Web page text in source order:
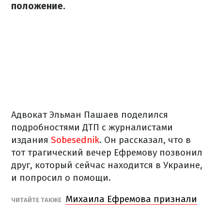
положение.
Адвокат Эльман Пашаев поделился
подробностями ДТП с журналистами
издания Sobesednik. Он рассказал, что в
тот трагический вечер Ефремову позвонил
друг, который сейчас находится в Украине,
и попросил о помощи.
ЧИТАЙТЕ ТАКЖЕ Михаила Ефремова признали